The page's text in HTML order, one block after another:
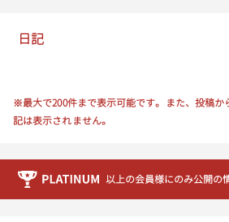
17:00
17:20
17:40
日記
※最大で200件まで表示可能です。また、投稿か
記は表示されません。
以上の会員様にのみ公開の